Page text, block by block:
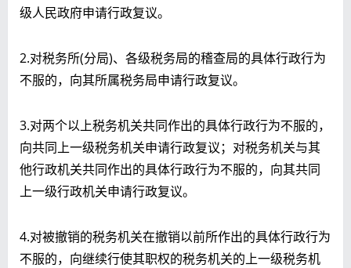
级人民政府申请行政复议。
2.对税务所(分局)、各级税务局的稽查局的具体行政行为
不服的，向其所属税务局申请行政复议。
3.对两个以上税务机关共同作出的具体行政行为不服的，
向共同上一级税务机关申请行政复议；对税务机关与其
他行政机关共同作出的具体行政行为不服的，向其共同
上一级行政机关申请行政复议。
4.对被撤销的税务机关在撤销以前所作出的具体行政行为
不服的，向继续行使其职权的税务机关的上一级税务机